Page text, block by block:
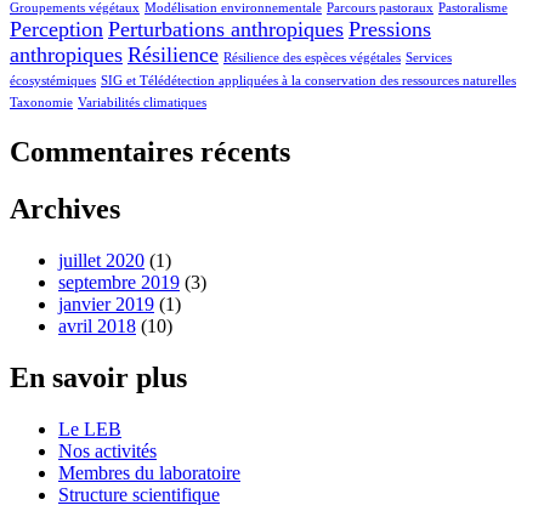
Groupements végétaux Modélisation environnementale Parcours pastoraux Pastoralisme
Perception Perturbations anthropiques Pressions
anthropiques Résilience Résilience des espèces végétales Services
écosystémiques SIG et Télédétection appliquées à la conservation des ressources naturelles
Taxonomie Variabilités climatiques
Commentaires récents
Archives
juillet 2020 (1)
septembre 2019 (3)
janvier 2019 (1)
avril 2018 (10)
En savoir plus
Le LEB
Nos activités
Membres du laboratoire
Structure scientifique